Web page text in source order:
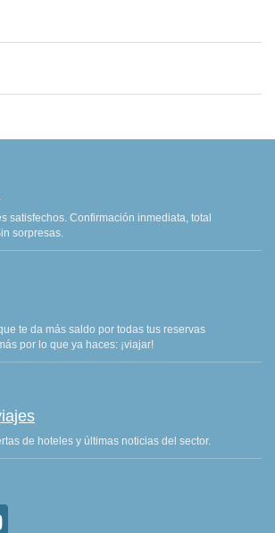
satisfechos. Confirmación inmediata, total
sorpresas.
te da más saldo por todas tus reservas
por lo que ya haces: ¡viajar!
de hoteles y últimas noticias del sector.